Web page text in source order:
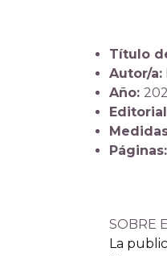
Título
Autor/a:
Año:
Páginas:
SOBRE
La